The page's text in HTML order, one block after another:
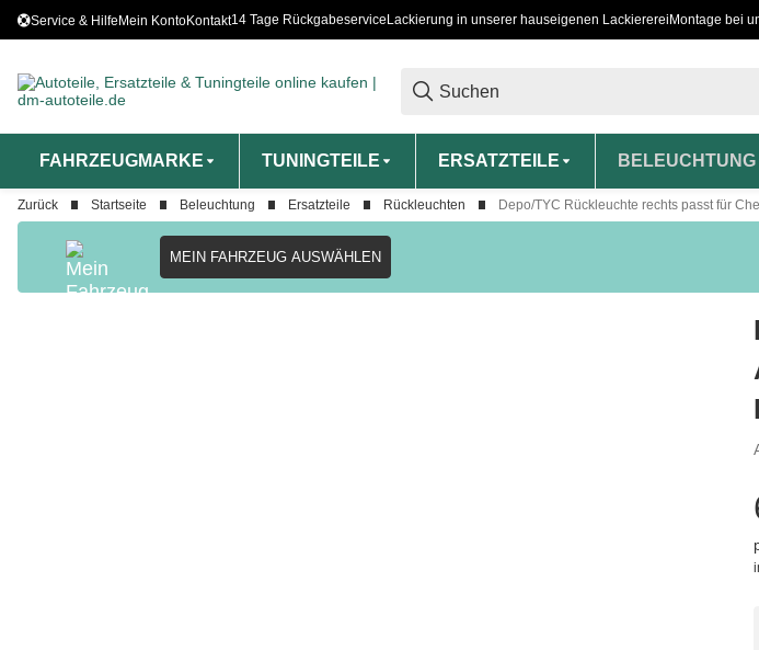
Service & HilfeMein KontoKontakt14 Tage Rückgabeservice Lackierung in unserer hauseigenen Lackiererei Montage bei
FAHRZEUGMARKE TUNINGTEILE ERSATZTEILE BELEUCHTUNG
Zurück Startseite Beleuchtung Ersatzteile Rückleuchten Depo/TYC Rückleuchte rechts passt für
MEIN FAHRZEUG AUSWÄHLEN